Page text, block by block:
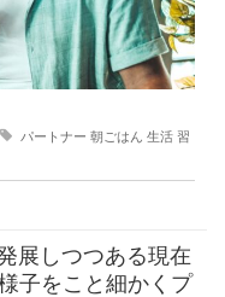
パートナー 朝ごはん 生活 習
展しつつある現在
子をこと細かくプ